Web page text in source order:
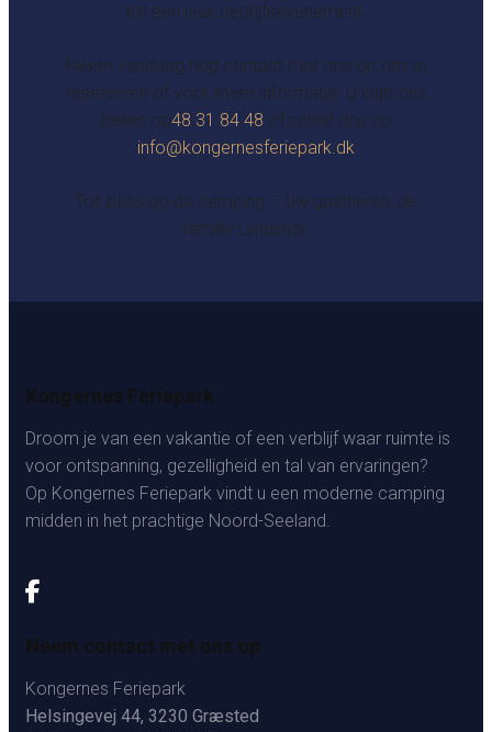
tot een leuk bedrijfsevenement.
Neem vandaag nog contact met ons op om te
reserveren of voor meer informatie. U kunt ons
bellen op48 31 84 48 of schrijf ons op
info@kongernesferiepark.dk
Tot ziens op de camping – Uw gastheren, de
familie Lundshøj.
Kongernes Feriepark
Droom je van een vakantie of een verblijf waar ruimte is
voor ontspanning, gezelligheid en tal van ervaringen?
Op Kongernes Feriepark vindt u een moderne camping
midden in het prachtige Noord-Seeland.
Neem contact met ons op
Kongernes Feriepark
Helsingevej 44, 3230 Græsted